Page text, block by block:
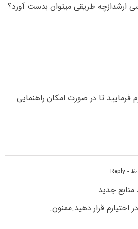
ارشدازچه طریقی میتوان بدست آورد؟
فرمایید تا در صورت امکان راهنمایی
- Reply
جدید
اختیارم قرار دهید.ممنون.